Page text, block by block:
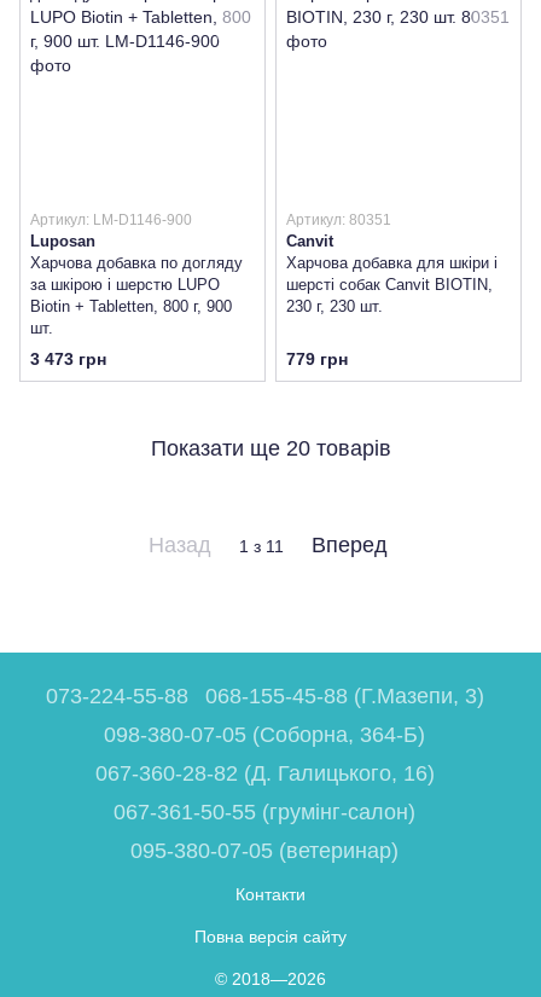
Артикул: LM-D1146-900
Luposan
Харчова добавка по догляду
за шкірою і шерстю LUPO
Biotin + Tabletten, 800 г, 900
шт.
3 473 грн
Артикул: 80351
Canvit
Харчова добавка для шкіри і
шерсті собак Canvit BIOTIN,
230 г, 230 шт.
779 грн
Показати ще 20 товарів
Назад 1 з 11 Вперед
073-224-55-88
068-155-45-88 (Г.Мазепи, 3)
098-380-07-05 (Соборна, 364-Б)
067-360-28-82 (Д. Галицького, 16)
067-361-50-55 (грумінг-салон)
095-380-07-05 (ветеринар)
Контакти
Повна версія сайту
© 2018—2026